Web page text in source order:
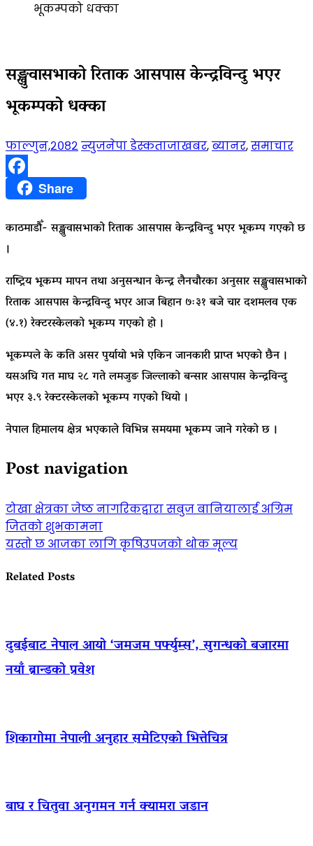
भूकम्पको धक्का
सङ्खुवासभाको रिताक आसपास केन्द्रविन्दु भएर
भूकम्पको धक्का
फाल्गुन,२०८२ न्युजनेपा डेस्कताजाखबर,ब्यानर,समाचार
FacebookShare
काठमाडौँ- सङ्खुवासभाको रिताक आसपास केन्द्रविन्दु भएर भूकम्प गएको छ
।
राष्ट्रिय भूकम्प मापन तथा अनुसन्धान केन्द्र लैनचौरका अनुसार सङ्खुवासभाको
रिताक आसपास केन्द्रविन्दु भएर आज बिहान ७ः३१ बजे चार दशमलव एक
(४.१) रेक्टरस्केलको भूकम्प गएको हो ।
भूकम्पले के कति असर पुर्यायो भन्ने एकिन जानकारी प्राप्त भएको छैन ।
यसअघि गत माघ २८ गते लमजुङ जिल्लाको बन्सार आसपास केन्द्रविन्दु
भएर ३.९ रेक्टरस्केलको भूकम्प गएको थियो ।
नेपाल हिमालय क्षेत्र भएकाले विभिन्न समयमा भूकम्प जाने गरेको छ ।
Post navigation
टोखा क्षेत्रका जेष्ठ नागरिकद्वारा सबुज बानियालाई अग्रिम
जितको शुभकामना
यस्तो छ आजका लागि कृषिउपजको थोक मूल्य
Related Posts
दुबईबाट नेपाल आयो ‘जमजम पर्फ्युम्स’, सुगन्धको बजारमा
नयाँ ब्रान्डको प्रवेश
शिकागोमा नेपाली अनुहार समेटिएको भित्तेचित्र
बाघ र चितुवा अनुगमन गर्न क्यामरा जडान